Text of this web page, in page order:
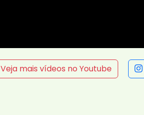
Veja mais vídeos no Youtube